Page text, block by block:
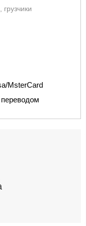
MsterCard